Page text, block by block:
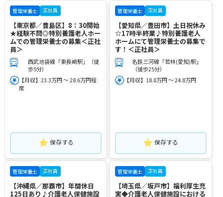
管理栄養士 正社員
【東京都／豊島区】8：30開始
★経験不問◎特別養護老人ホー
ムでの管理栄養士の募集＜正社
員＞
西武池袋線「東長崎駅」（徒
歩5分）
【月収】23.3万円 ～ 28.6万円程
度
保存する
管理栄養士 正社員
【愛知県／豊田市】土日祝休み
☆17時半終業♪特別養護老人
ホームにて管理栄養士の募集で
す！＜正社員＞
名鉄三河線「若林(愛知)駅」
（徒歩25分）
【月収】18.8万円 ～ 24.8万円
保存する
管理栄養士 正社員
【沖縄県／那覇市】年間休日
125日あり♪介護老人保健施設
管理栄養士 正社員
【埼玉県／坂戸市】福利厚生充
実◆介護老人保健施設における